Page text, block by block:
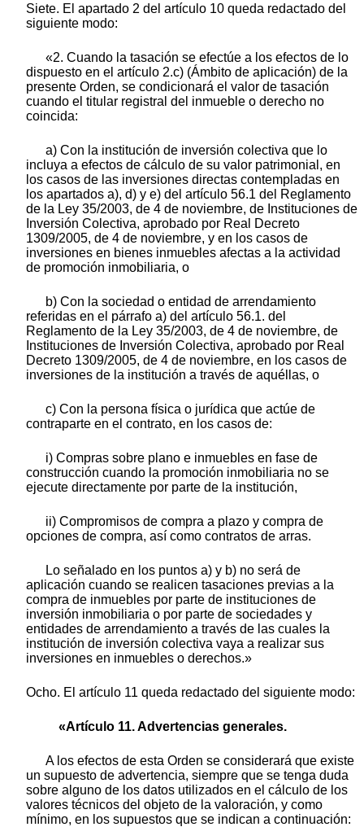
Siete. El apartado 2 del artículo 10 queda redactado del
siguiente modo:
«2. Cuando la tasación se efectúe a los efectos de lo
dispuesto en el artículo 2.c) (Ámbito de aplicación) de la
presente Orden, se condicionará el valor de tasación
cuando el titular registral del inmueble o derecho no
coincida:
a) Con la institución de inversión colectiva que lo
incluya a efectos de cálculo de su valor patrimonial, en
los casos de las inversiones directas contempladas en
los apartados a), d) y e) del artículo 56.1 del Reglamento
de la Ley 35/2003, de 4 de noviembre, de Instituciones de
Inversión Colectiva, aprobado por Real Decreto
1309/2005, de 4 de noviembre, y en los casos de
inversiones en bienes inmuebles afectas a la actividad
de promoción inmobiliaria, o
b) Con la sociedad o entidad de arrendamiento
referidas en el párrafo a) del artículo 56.1. del
Reglamento de la Ley 35/2003, de 4 de noviembre, de
Instituciones de Inversión Colectiva, aprobado por Real
Decreto 1309/2005, de 4 de noviembre, en los casos de
inversiones de la institución a través de aquéllas, o
c) Con la persona física o jurídica que actúe de
contraparte en el contrato, en los casos de:
i) Compras sobre plano e inmuebles en fase de
construcción cuando la promoción inmobiliaria no se
ejecute directamente por parte de la institución,
ii) Compromisos de compra a plazo y compra de
opciones de compra, así como contratos de arras.
Lo señalado en los puntos a) y b) no será de
aplicación cuando se realicen tasaciones previas a la
compra de inmuebles por parte de instituciones de
inversión inmobiliaria o por parte de sociedades y
entidades de arrendamiento a través de las cuales la
institución de inversión colectiva vaya a realizar sus
inversiones en inmuebles o derechos.»
Ocho. El artículo 11 queda redactado del siguiente modo:
«Artículo 11. Advertencias generales.
A los efectos de esta Orden se considerará que existe
un supuesto de advertencia, siempre que se tenga duda
sobre alguno de los datos utilizados en el cálculo de los
valores técnicos del objeto de la valoración, y como
mínimo, en los supuestos que se indican a continuación: